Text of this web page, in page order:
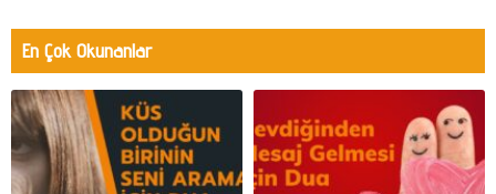
En Çok Okunanlar